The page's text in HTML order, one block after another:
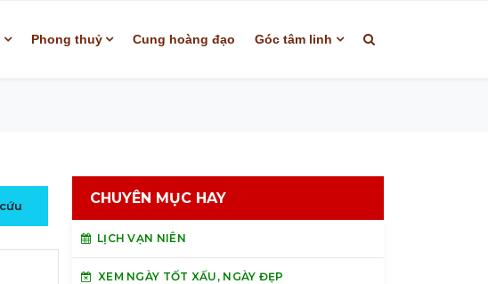
Phong thuỷ Cung hoàng đạo Góc tâm linh
CHUYÊN MỤC HAY
LỊCH VẠN NIÊN
XEM NGÀY TỐT XẤU, NGÀY ĐẸP